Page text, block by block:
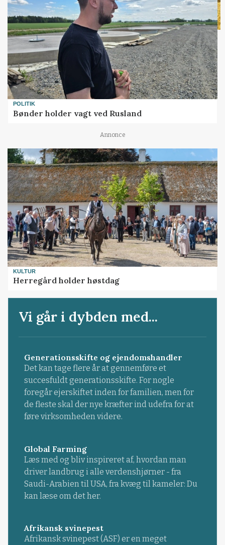
POLITIK
Bønder holder vagt ved Rusland
Annonce
KULTUR
Herregård holder høstdag
Vi går i dybden med...
Generationsskifte og ejendomshandler
Det kan tage flere år at gennemføre et
succesfuldt generationsskifte. For nogle
foregår ejerskiftet inden for familien, men for
de fleste skal der nye kræfter ind udefra for at
føre virksomheden videre.
Global Farming
Læs med og bliv inspireret af, hvordan man
driver landbrug i alle verdenshjørner - fra
Saudi-Arabien til USA, fra kvæg til kameler: Du
kan læse om det her.
Afrikansk svinepest
Afrikansk svinepest (ASF) er en meget